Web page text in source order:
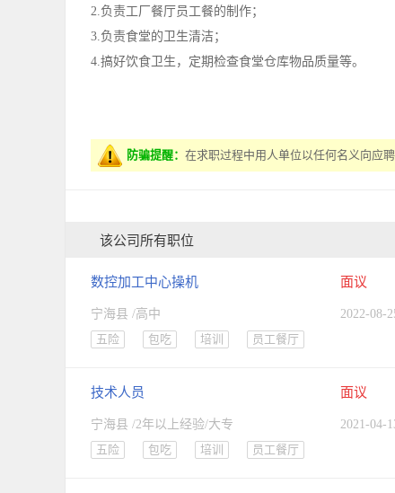
2.负责工厂餐厅员工餐的制作；
3.负责食堂的卫生清洁；
4.搞好饮食卫生，定期检查食堂仓库物品质量等。
防骗提醒： 在求职过程中用人单位以任何名义向应
该公司所有职位
数控加工中心操机 面议
宁海县 /高中 2022-08-
五险
包吃 培训 员工餐厅
技术人员 面议
宁海县 /2年以上经验/大专 2021-04-
五险
包吃 培训 员工餐厅